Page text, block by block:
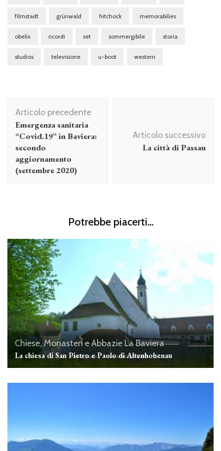
filmstadt grünwald hitchock memorabilies
obelix ricordi set sommergibile storia
studios televisione u-boot western
Navigazione
articolo
Articolo precedente
Emergenza sanitaria
“Covid.19” in Baviera:
secondo
aggiornamento
(settembre 2020)
Articolo successivo
La città di Passau
Potrebbe piacerti...
Chiese, Monasteri e Abbazie La Baviera
La chiesa di San Pietro e Paolo di Altenhohenau